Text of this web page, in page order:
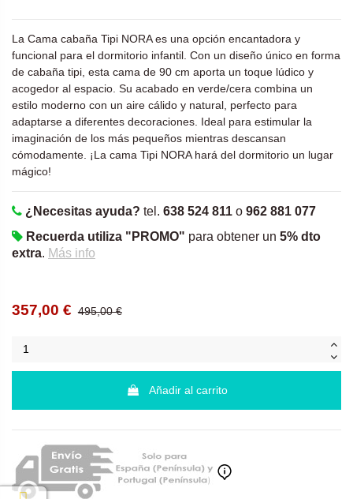
La Cama cabaña Tipi NORA es una opción encantadora y
funcional para el dormitorio infantil. Con un diseño único en forma
de cabaña tipi, esta cama de 90 cm aporta un toque lúdico y
acogedor al espacio. Su acabado en verde/cera combina un
estilo moderno con un aire cálido y natural, perfecto para
adaptarse a diferentes decoraciones. Ideal para estimular la
imaginación de los más pequeños mientras descansan
cómodamente. ¡La cama Tipi NORA hará del dormitorio un lugar
mágico!
¿Necesitas ayuda? tel. 638 524 811 o 962 881 077
Recuerda utiliza "PROMO" para obtener un 5% dto
extra. Más info
357,00 € 495,00 €
Añadir al carrito